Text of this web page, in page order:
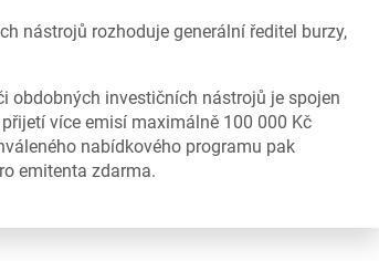
nástrojů rozhoduje generální ředitel burzy,
obdobných investičních nástrojů je spojen
více emisí maximálně 100 000 Kč
nabídkového programu pak
emitenta zdarma.